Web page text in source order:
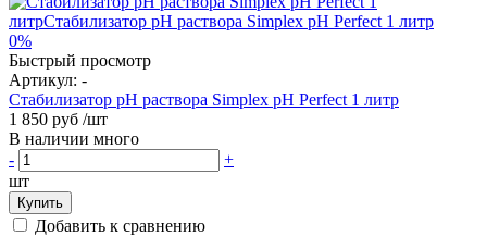
0%
Быстрый просмотр
Артикул: -
Стабилизатор рН раствора Simplex pH Perfect 1 литр
1 850 руб /шт
В наличии много
-
+
шт
Купить
Добавить к сравнению